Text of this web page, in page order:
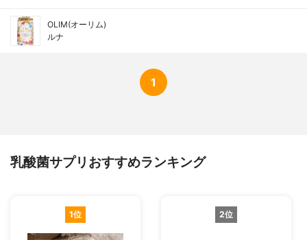
OLIM(オーリム)
ルナ
1
乳酸菌サプリおすすめランキング
1位 2位